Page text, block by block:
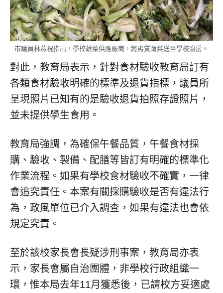
市議員林燕祝指出，學校蔬菜供應廠商，將劣質蔬菜送至學校廚房。
對此，教育局表示，針對食材驗收教育局訂有
各類食材驗收明確的標準及退貨指標，議員所
呈現照片已知有的是驗收退貨拍照存證照片，
並未提供學生食用。
教育局強調，為確保午餐品質，午餐食材採
購、驗收、製備、配膳等皆訂有明確的標準化
作業流程。如果有學校食材驗收不確實，一律
會追究責任。本案有關採購驗收是否有違法行
為，政風單位已介入調查，如果有違法也會依
規定究責。
至於該校家長會長疑涉刑事案，教育局亦表
示，家長會屬自治團體，非學校行政組織一
環，惟本局去年11月獲悉後，已請校方妥適處